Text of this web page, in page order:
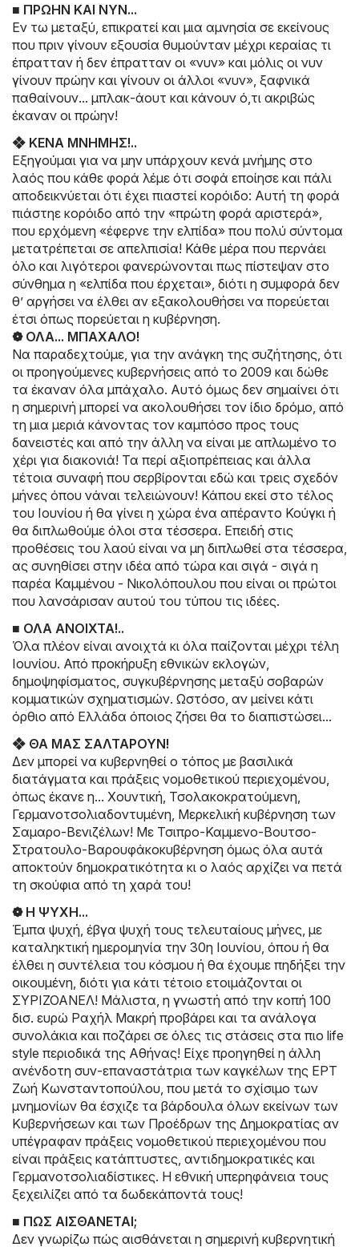
■ ΠΡΩΗΝ ΚΑΙ ΝΥΝ...
Εν τω μεταξύ, επικρατεί και μια αμνησία σε εκείνους
που πριν γίνουν εξουσία θυμούνταν μέχρι κεραίας τι
έπρατταν ή δεν έπρατταν οι «νυν» και μόλις οι νυν
γίνουν πρώην και γίνουν οι άλλοι «νυν», ξαφνικά
παθαίνουν... μπλακ-άουτ και κάνουν ό,τι ακριβώς
έκαναν οι πρώην!
❖ ΚΕΝΑ ΜΝΗΜΗΣ!..
Εξηγούμαι για να μην υπάρχουν κενά μνήμης στο
λαός που κάθε φορά λέμε ότι σοφά εποίησε και πάλι
αποδεικνύεται ότι έχει πιαστεί κορόιδο: Αυτή τη φορά
πιάστηε κορόιδο από την «πρώτη φορά αριστερά»,
που ερχόμενη «έφερνε την ελπίδα» που πολύ σύντομα
μετατρέπεται σε απελπισία! Κάθε μέρα που περνάει
όλο και λιγότεροι φανερώνονται πως πίστεψαν στο
σύνθημα η «ελπίδα που έρχεται», διότι η συμφορά δεν
θ’ αργήσει να έλθει αν εξακολουθήσει να πορεύεται
έτσι όπως πορεύεται η κυβέρνηση.
❁ ΟΛΑ... ΜΠΑΧΑΛΟ!
Να παραδεχτούμε, για την ανάγκη της συζήτησης, ότι
οι προηγούμενες κυβερνήσεις από το 2009 και δώθε
τα έκαναν όλα μπάχαλο. Αυτό όμως δεν σημαίνει ότι
η σημερινή μπορεί να ακολουθήσει τον ίδιο δρόμο, από
τη μια μεριά κάνοντας τον καμπόσο προς τους
δανειστές και από την άλλη να είναι με απλωμένο το
χέρι για διακονιά! Τα περί αξιοπρέπειας και άλλα
τέτοια συναφή που σερβίρονται εδώ και τρεις σχεδόν
μήνες όπου νάναι τελειώνουν! Κάπου εκεί στο τέλος
του Ιουνίου ή θα γίνει η χώρα ένα απέραντο Κούγκι ή
θα διπλωθούμε όλοι στα τέσσερα. Επειδή στις
προθέσεις του λαού είναι να μη διπλωθεί στα τέσσερα,
ας συνηθίσει στην ιδέα από τώρα και σιγά - σιγά η
παρέα Καμμένου - Νικολόπουλου που είναι οι πρώτοι
που λανσάρισαν αυτού του τύπου τις ιδέες.
■ ΟΛΑ ΑΝΟΙΧΤΑ!..
Όλα πλέον είναι ανοιχτά κι όλα παίζονται μέχρι τέλη
Ιουνίου. Από προκήρυξη εθνικών εκλογών,
δημοψηφίσματος, συγκυβέρνησης μεταξύ σοβαρών
κομματικών σχηματισμών. Ωστόσο, αν μείνει κάτι
όρθιο από Ελλάδα όποιος ζήσει θα το διαπιστώσει...
❖ ΘΑ ΜΑΣ ΣΑΛΤΑΡΟΥΝ!
Δεν μπορεί να κυβερνηθεί ο τόπος με βασιλικά
διατάγματα και πράξεις νομοθετικού περιεχομένου,
όπως έκανε η... Χουντική, Τσολακοκρατούμενη,
Γερμανοτσολιαδοντυμένη, Μερκελική κυβέρνηση των
Σαμαρο-Βενιζέλων! Με Τσιπρο-Καμμενο-Βουτσο-
Στρατουλο-Βαρουφάκοκυβέρνηση όμως όλα αυτά
αποκτούν δημοκρατικότητα κι ο λαός αρχίζει να πετά
τη σκούφια από τη χαρά του!
❁ Η ΨΥΧΗ...
Έμπα ψυχή, έβγα ψυχή τους τελευταίους μήνες, με
καταληκτική ημερομηνία την 30η Ιουνίου, όπου ή θα
έλθει η συντέλεια του κόσμου ή θα έχουμε πηδήξει την
οικουμένη, διότι για κάτι τέτοιο ετοιμάζονται οι
ΣΥΡΙΖΟΑΝΕΛ! Μάλιστα, η γνωστή από την κοπή 100
δισ. ευρώ Ραχήλ Μακρή προβάρει και τα ανάλογα
συνολάκια και ποζάρει σε όλες τις στάσεις στα πιο life
style περιοδικά της Αθήνας! Είχε προηγηθεί η άλλη
ανένδοτη συν-επαναστάτρια των καγκέλων της ΕΡΤ
Ζωή Κωνσταντοπούλου, που μετά το σχίσιμο των
μνημονίων θα έσχιζε τα βάρδουλα όλων εκείνων των
Κυβερνήσεων και των Προέδρων της Δημοκρατίας αν
υπέγραφαν πράξεις νομοθετικού περιεχομένου που
είναι πράξεις κατάπτυστες, αντιδημοκρατικές και
Γερμανοτσολιαδίστικες. Η εθνική υπερηφάνεια τους
ξεχειλίζει από τα δωδεκάποντά τους!
■ ΠΩΣ ΑΙΣΘΑΝΕΤΑΙ;
Δεν γνωρίζω πώς αισθάνεται η σημερινή κυβερνητική